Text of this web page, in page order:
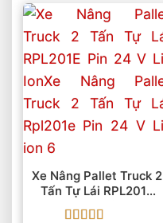
Xe Nâng Pallet Truck 2
Tấn Tự Lái RPL201E
Pin 24 V Li-Ion